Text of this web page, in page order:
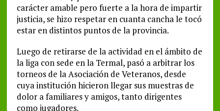
carácter amable pero fuerte a la hora de impartir
justicia, se hizo respetar en cuanta cancha le tocó
estar en distintos puntos de la provincia.
Luego de retirarse de la actividad en el ámbito de
la liga con sede en la Termal, pasó a arbitrar los
torneos de la Asociación de Veteranos, desde
cuya institución hicieron llegar sus muestras de
dolor a familiares y amigos, tanto dirigentes
como jugadores.